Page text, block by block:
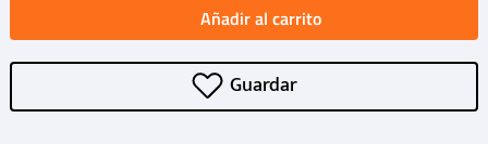
Añadir al carrito